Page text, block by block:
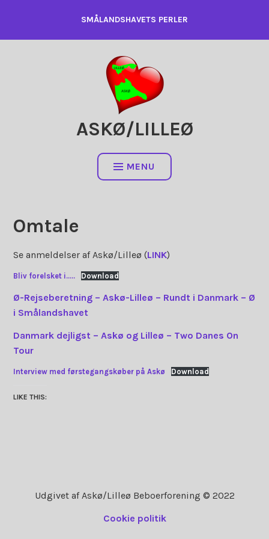
content
SMÅLANDSHAVETS PERLER
ASKØ/LILLEØ
MENU
Omtale
Se anmeldelser af Askø/Lilleø (LINK)
Bliv forelsket i….. Download
Ø-Rejseberetning – Askø-Lilleø – Rundt i Danmark – Ø
i Smålandshavet
Danmark dejligst – Askø og Lilleø – Two Danes On
Tour
Interview med førstegangskøber på Askø Download
LIKE THIS:
Udgivet af Askø/Lilleø Beboerforening © 2022
Cookie politik